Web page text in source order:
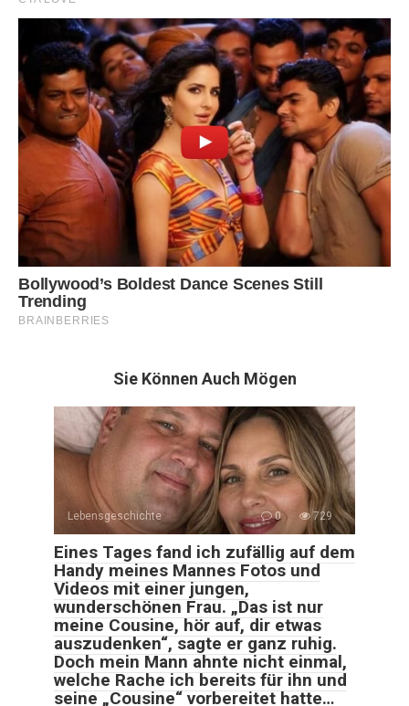
Sie Können Auch Mögen
Lebensgeschichte 0 729
Eines Tages fand ich zufällig auf dem
Handy meines Mannes Fotos und
Videos mit einer jungen,
wunderschönen Frau. „Das ist nur
meine Cousine, hör auf, dir etwas
auszudenken“, sagte er ganz ruhig.
Doch mein Mann ahnte nicht einmal,
welche Rache ich bereits für ihn und
seine „Cousine“ vorbereitet hatte…